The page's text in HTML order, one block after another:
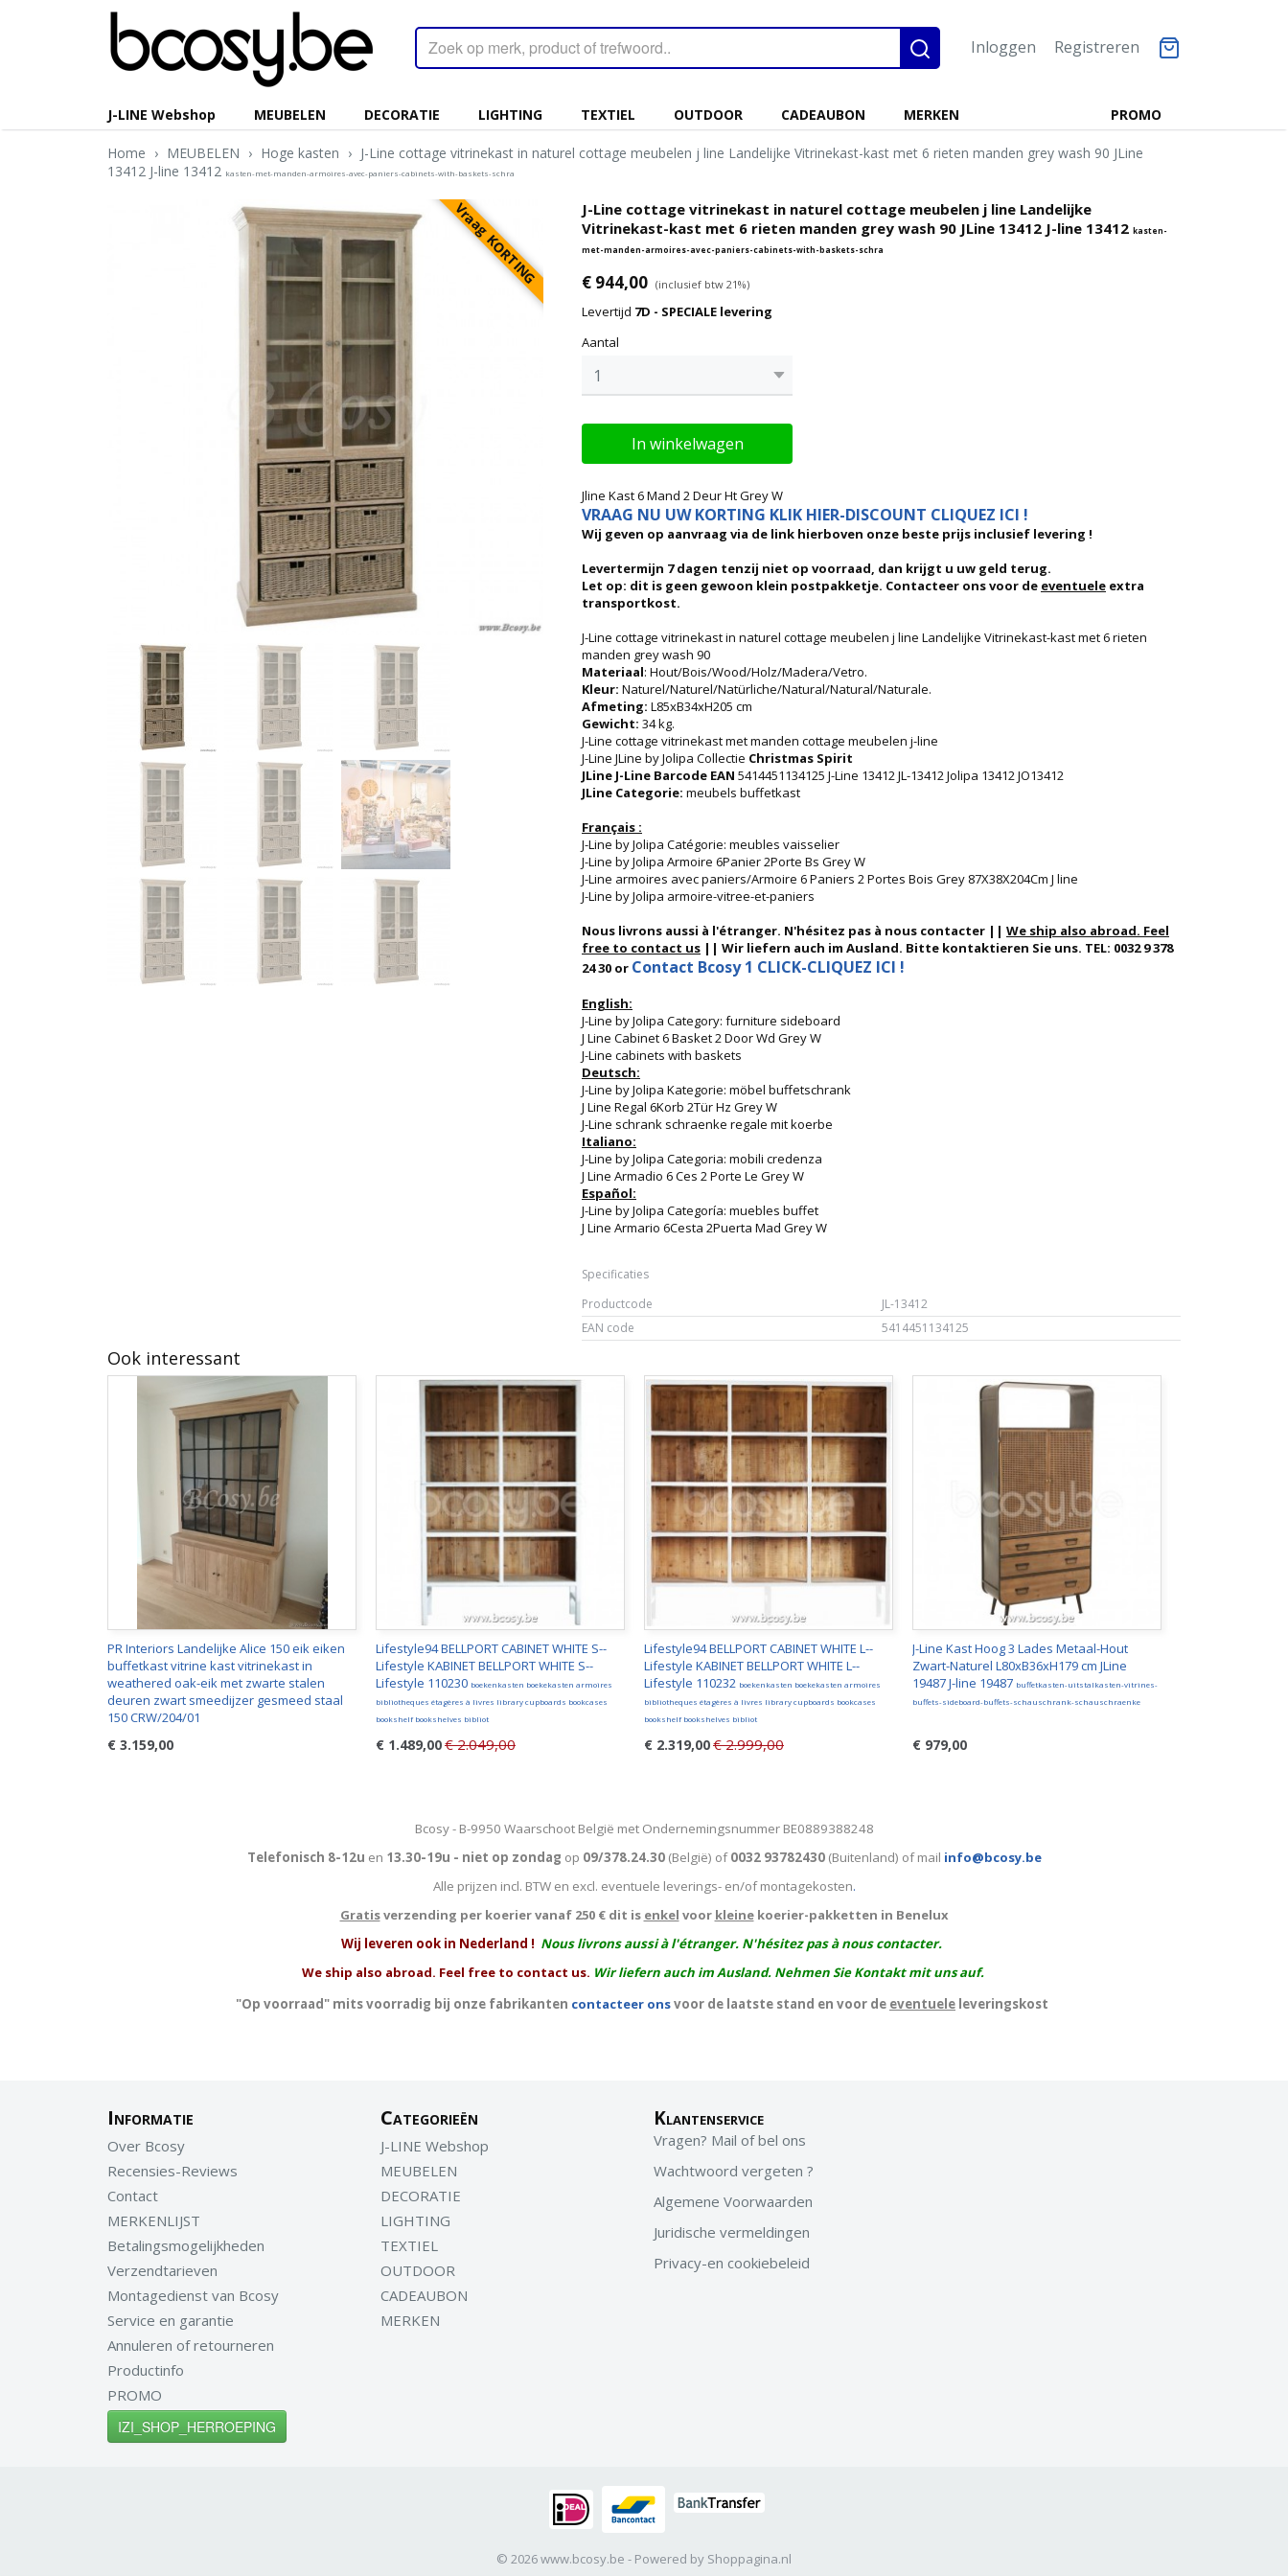
Inloggen Registreren
PROMO
J-LINE Webshop MEUBELEN DECORATIE LIGHTING TEXTIEL OUTDOOR CADEAUBON MERKEN
Home › MEUBELEN › Hoge kasten › J-Line cottage vitrinekast in naturel cottage meubelen j line Landelijke Vitrinekast-kast met 6 rieten manden grey wash 90 JLine
13412 J-line 13412 kasten-met-manden-armoires-avec-paniers-cabinets-with-baskets-schra
Vraag KORTING
J-Line cottage vitrinekast in naturel cottage meubelen j line Landelijke
Vitrinekast-kast met 6 rieten manden grey wash 90 JLine 13412 J-line 13412 kasten-
met-manden-armoires-avec-paniers-cabinets-with-baskets-schra
€ 944,00 (inclusief btw 21%)
Levertijd 7D - SPECIALE levering
Aantal
In winkelwagen
Jline Kast 6 Mand 2 Deur Ht Grey W
VRAAG NU UW KORTING KLIK HIER-DISCOUNT CLIQUEZ ICI !
Wij geven op aanvraag via de link hierboven onze beste prijs inclusief levering !
Levertermijn 7 dagen tenzij niet op voorraad, dan krijgt u uw geld terug.
Let op: dit is geen gewoon klein postpakketje. Contacteer ons voor de eventuele extra
transportkost.
J-Line cottage vitrinekast in naturel cottage meubelen j line Landelijke Vitrinekast-kast met 6 rieten
manden grey wash 90
Materiaal: Hout/Bois/Wood/Holz/Madera/Vetro.
Kleur: Naturel/Naturel/Natürliche/Natural/Natural/Naturale.
Afmeting: L85xB34xH205 cm
Gewicht: 34 kg.
J-Line cottage vitrinekast met manden cottage meubelen j-line
J-Line JLine by Jolipa Collectie Christmas Spirit
JLine J-Line Barcode EAN 5414451134125 J-Line 13412 JL-13412 Jolipa 13412 JO13412
JLine Categorie: meubels buffetkast
Français :
J-Line by Jolipa Catégorie: meubles vaisselier
J-Line by Jolipa Armoire 6Panier 2Porte Bs Grey W
J-Line armoires avec paniers/Armoire 6 Paniers 2 Portes Bois Grey 87X38X204Cm J line
J-Line by Jolipa armoire-vitree-et-paniers
Nous livrons aussi à l'étranger. N'hésitez pas à nous contacter || We ship also abroad. Feel
free to contact us || Wir liefern auch im Ausland. Bitte kontaktieren Sie uns. TEL: 0032 9 378
24 30 or Contact Bcosy 1 CLICK-CLIQUEZ ICI !
English:
J-Line by Jolipa Category: furniture sideboard
J Line Cabinet 6 Basket 2 Door Wd Grey W
J-Line cabinets with baskets
Deutsch:
J-Line by Jolipa Kategorie: möbel buffetschrank
J Line Regal 6Korb 2Tür Hz Grey W
J-Line schrank schraenke regale mit koerbe
Italiano:
J-Line by Jolipa Categoria: mobili credenza
J Line Armadio 6 Ces 2 Porte Le Grey W
Español:
J-Line by Jolipa Categoría: muebles buffet
J Line Armario 6Cesta 2Puerta Mad Grey W
Specificaties
Productcode
JL-13412
EAN code
5414451134125
Ook interessant
PR Interiors Landelijke Alice 150 eik eiken
buffetkast vitrine kast vitrinekast in
weathered oak-eik met zwarte stalen
deuren zwart smeedijzer gesmeed staal
150 CRW/204/01
€ 3.159,00
Lifestyle94 BELLPORT CABINET WHITE S--
Lifestyle KABINET BELLPORT WHITE S--
Lifestyle 110230 boekenkasten boekekasten armoires
bibliotheques étagères à livres library cupboards bookcases
bookshelf bookshelves bibliot
€ 1.489,00€ 2.049,00
Lifestyle94 BELLPORT CABINET WHITE L--
Lifestyle KABINET BELLPORT WHITE L--
Lifestyle 110232 boekenkasten boekekasten armoires
bibliotheques étagères à livres library cupboards bookcases
bookshelf bookshelves bibliot
€ 2.319,00€ 2.999,00
J-Line Kast Hoog 3 Lades Metaal-Hout
Zwart-Naturel L80xB36xH179 cm JLine
19487 J-line 19487 buffetkasten-uitstalkasten-vitrines-
buffets-sideboard-buffets-schauschrank-schauschraenke
€ 979,00
Bcosy - B-9950 Waarschoot België met Ondernemingsnummer BE0889388248
Telefonisch 8-12u en 13.30-19u - niet op zondag op 09/378.24.30(België) of0032 93782430(Buitenland) of mail info@bcosy.be
Alle prijzen incl. BTW en excl. eventuele leverings- en/of montagekosten.
Gratisverzending per koerier vanaf 250 € dit is enkel voor kleinekoerier-pakketten in Benelux
Wij leveren ook in Nederland ! Nous livrons aussi à l'étranger. N'hésitez pas à nous contacter.
We ship also abroad. Feel free to contact us. Wir liefern auch im Ausland. Nehmen Sie Kontakt mit uns auf.
"Op voorraad" mits voorradig bij onze fabrikanten contacteer onsvoor de laatste stand en voor de eventuele leveringskost
Informatie
Over Bcosy
Recensies-Reviews
Contact
MERKENLIJST
Betalingsmogelijkheden
Verzendtarieven
Montagedienst van Bcosy
Service en garantie
Annuleren of retourneren
Productinfo
PROMO
IZI_SHOP_HERROEPING
Categorieën
J-LINE Webshop
MEUBELEN
DECORATIE
LIGHTING
TEXTIEL
OUTDOOR
CADEAUBON
MERKEN
Klantenservice
Vragen? Mail of bel ons
Wachtwoord vergeten ?
Algemene Voorwaarden
Juridische vermeldingen
Privacy-en cookiebeleid
© 2026 www.bcosy.be - Powered by Shoppagina.nl